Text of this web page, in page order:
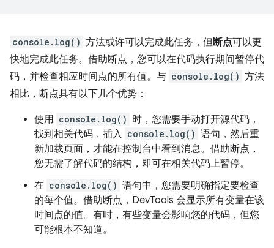
console.log() 方法或许可以完成此任务，但断点可以更
快地完成此任务。借助断点，您可以在代码执行期间暂停代
码，并检查相应时间点的所有值。与 console.log() 方法
相比，断点具有以下几个优势：
使用 console.log() 时，您需要手动打开源代码，
找到相关代码，插入 console.log() 语句，然后重
新加载页面，才能在控制台中看到消息。借助断点，
您无需了解代码的结构，即可在相关代码上暂停。
在 console.log() 语句中，您需要明确指定要检查
的每个值。借助断点，DevTools 会显示所有变量在该
时间点的值。有时，有些变量会影响您的代码，但您
可能根本不知道。